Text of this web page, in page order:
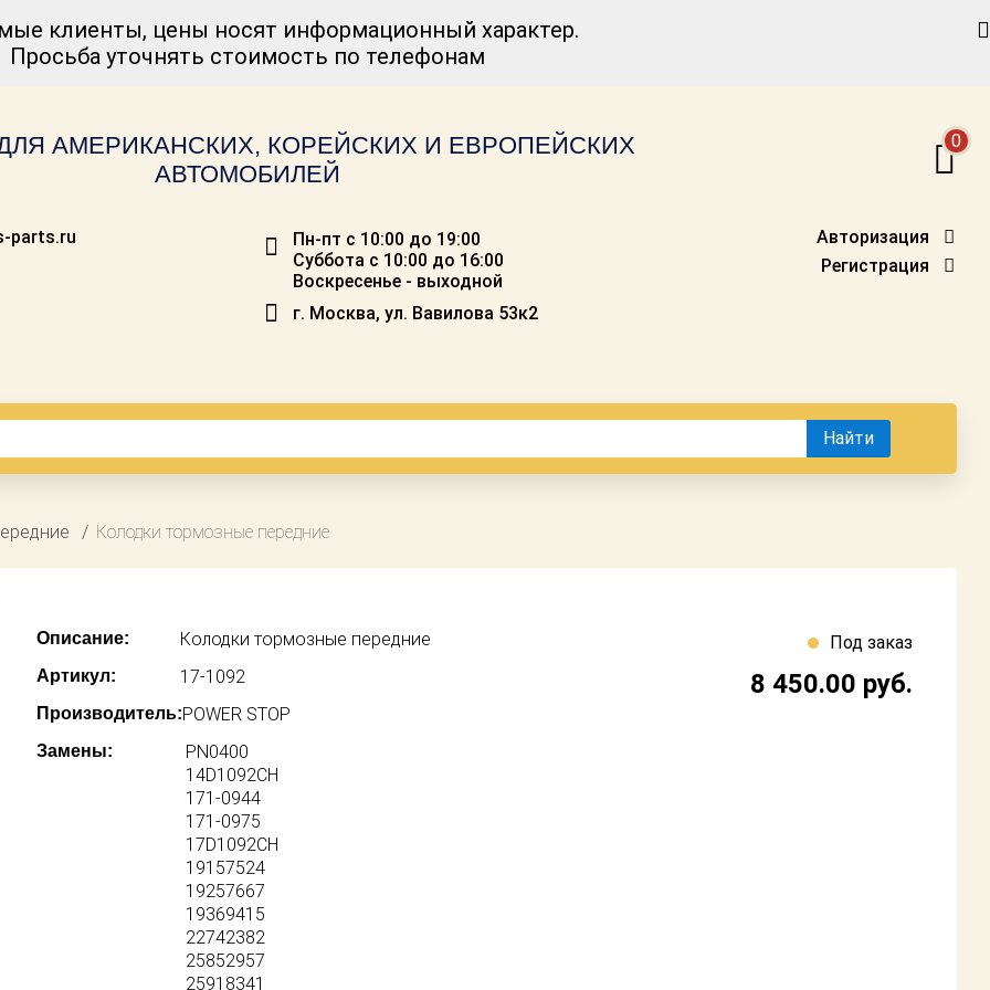
клиенты, цены носят информационный характер.
Просьба уточнять стоимость по телефонам
АМЕРИКАНСКИХ, КОРЕЙСКИХ И ЕВРОПЕЙСКИХ
АВТОМОБИЛЕЙ
0
parts.ru
Пн-пт с 10:00 до 19:00
Суббота с 10:00 до 16:00
Воскресенье - выходной
г. Москва, ул. Вавилова 53к2
Авторизация
Регистрация
Найти
Колодки тормозные передние
Описание: Колодки тормозные передние
Артикул: 17-1092
Производитель:POWER STOP
Замены:
PN0400
14D1092CH
171-0944
171-0975
17D1092CH
19157524
19257667
19369415
22742382
25852957
25918341
Под заказ
8 450.00 руб.